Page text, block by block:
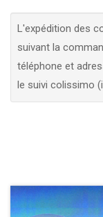
12 sep 2026
de
L'expédition des
suivant la
téléphone et
le suivi colissimo